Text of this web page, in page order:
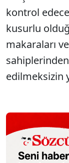
kontrol
kusurlu
makaraları
edilmeksizin